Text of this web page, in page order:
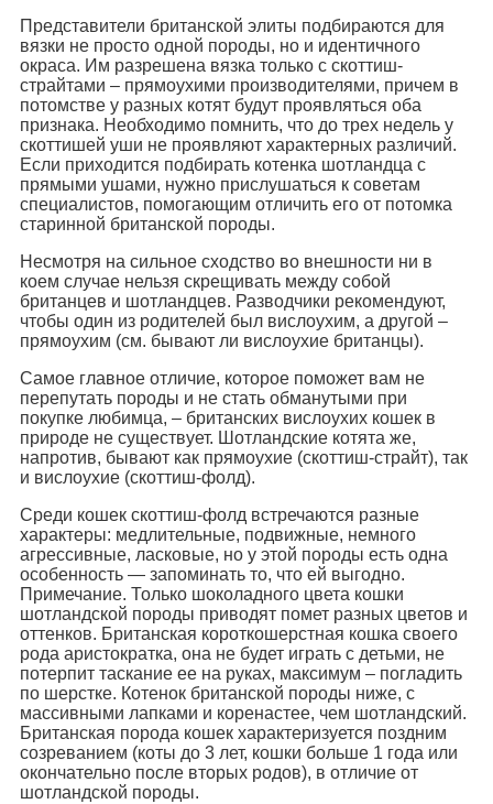
Представители британской элиты подбираются для
вязки не просто одной породы, но и идентичного
окраса. Им разрешена вязка только с скоттиш-
страйтами – прямоухими производителями, причем в
потомстве у разных котят будут проявляться оба
признака. Необходимо помнить, что до трех недель у
скоттишей уши не проявляют характерных различий.
Если приходится подбирать котенка шотландца с
прямыми ушами, нужно прислушаться к советам
специалистов, помогающим отличить его от потомка
старинной британской породы.
Несмотря на сильное сходство во внешности ни в
коем случае нельзя скрещивать между собой
британцев и шотландцев. Разводчики рекомендуют,
чтобы один из родителей был вислоухим, а другой –
прямоухим (см. бывают ли вислоухие британцы).
Самое главное отличие, которое поможет вам не
перепутать породы и не стать обманутыми при
покупке любимца, – британских вислоухих кошек в
природе не существует. Шотландские котята же,
напротив, бывают как прямоухие (скоттиш-страйт), так
и вислоухие (скоттиш-фолд).
Среди кошек скоттиш-фолд встречаются разные
характеры: медлительные, подвижные, немного
агрессивные, ласковые, но у этой породы есть одна
особенность — запоминать то, что ей выгодно.
Примечание. Только шоколадного цвета кошки
шотландской породы приводят помет разных цветов и
оттенков. Британская короткошерстная кошка своего
рода аристократка, она не будет играть с детьми, не
потерпит таскание ее на руках, максимум – погладить
по шерстке. Котенок британской породы ниже, с
массивными лапками и коренастее, чем шотландский.
Британская порода кошек характеризуется поздним
созреванием (коты до 3 лет, кошки больше 1 года или
окончательно после вторых родов), в отличие от
шотландской породы.